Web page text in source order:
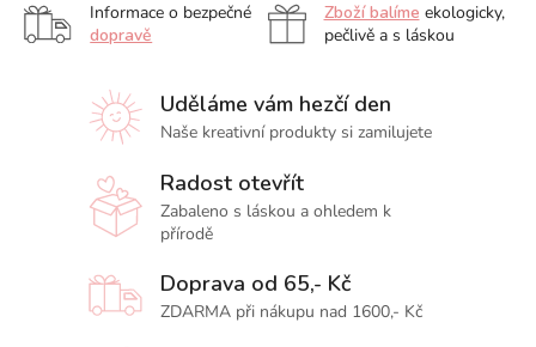
Informace o bezpečné
dopravě
Zboží balíme ekologicky,
pečlivě a s láskou
Uděláme vám hezčí den
Naše kreativní produkty si zamilujete
Radost otevřít
Zabaleno s láskou a ohledem k
přírodě
Doprava od 65,- Kč
ZDARMA při nákupu nad 1600,- Kč